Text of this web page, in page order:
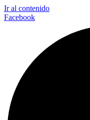
Ir al contenido
Facebook